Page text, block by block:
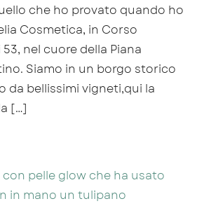
che ho provato quando ho
Cosmetica, in Corso
nel cuore della Piana
Siamo in un borgo storico
da bellissimi vigneti,qui la
[…]